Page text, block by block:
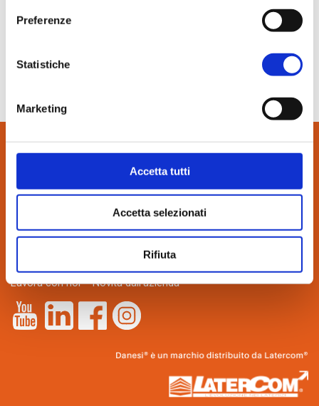
Preferenze
Statistiche
Marketing
Accetta tutti
Accetta selezionati
Rifiuta
Paperblog.it
via Bindina, 8
Tel. 0374.85462
Partita IVA N. 04537800155
Lavora con noi–Novità dall’azienda